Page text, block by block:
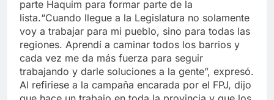
parte Haquim para formar parte de la
lista.“Cuando llegue a la Legislatura no solamente
voy a trabajar para mi pueblo, sino para todas las
regiones. Aprendí a caminar todos los barrios y
cada vez me da más fuerza para seguir
trabajando y darle soluciones a la gente”, expresó.
Al refiriese a la campaña encarada por el FPJ, dijo